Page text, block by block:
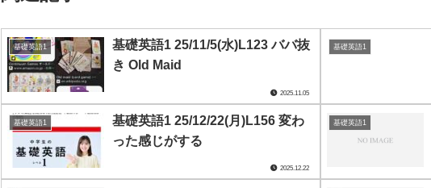
基礎英語1
基礎英語1 25/11/5(水)L123 ババ抜
き Old Maid
2025.11.05
基礎英語1
基礎英語1
基礎英語1 25/12/22(月)L156 変わ
った感じがする
2025.12.22
基礎英語1